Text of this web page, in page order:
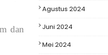
dan
Agustus 2024
Juni 2024
Mei 2024